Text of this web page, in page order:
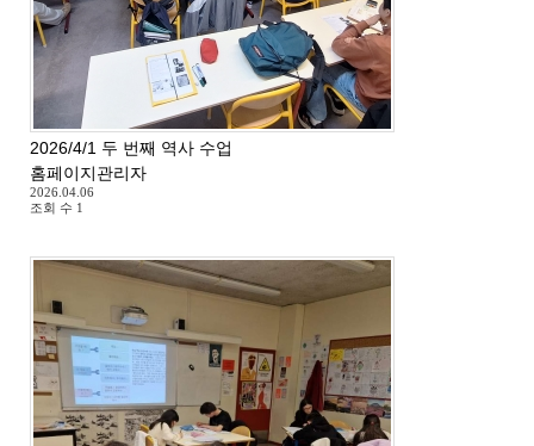
2026/4/1 두 번째 역사 수업
홈페이지관리자
2026.04.06
조회 수 1